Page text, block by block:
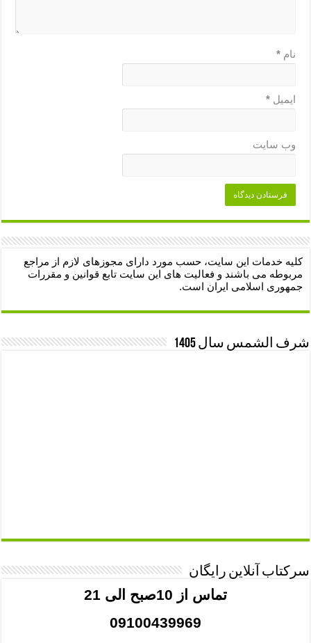
نام*
ایمیل*
وب‌ سایت
کلیه خدمات این سایت، حسب مورد دارای مجوزهای لازم از مراجع
مربوطه می باشند و فعالیت های این سایت تابع قوانین و مقررات
جمهوری اسلامی ایران است.
شرف الشمس سال 1405
سرکتاب آنلاین رایگان
تماس از 10صبح الی 21
09100439969